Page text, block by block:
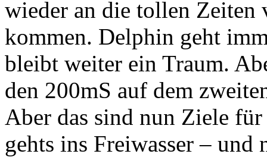
wieder an die tollen Zeiten
kommen. Delphin geht
bleibt weiter ein Traum.
den 200mS auf dem
Aber das sind nun Ziele
gehts ins Freiwasser –